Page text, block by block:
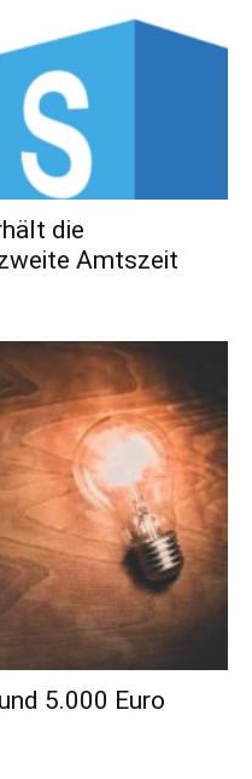
die
Amtszeit
5.000 Euro